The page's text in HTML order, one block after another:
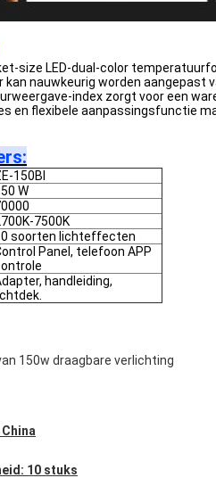
size LED-dual-color
nauwkeurig worden aangepast
index zorgt voor een
en flexibele aanpassingsfunctie
150BI
W
7500K
soorten lichteffecten
Panel, telefoon APP
handleiding,
150w draagbare verlichting
10 stuks